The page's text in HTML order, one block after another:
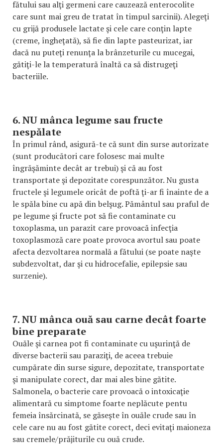
fătului sau alţi germeni care cauzează enterocolite
care sunt mai greu de tratat în timpul sarcinii). Alegeţi
cu grijă produsele lactate şi cele care conţin lapte
(creme, îngheţată), să fie din lapte pasteurizat, iar
dacă nu puteţi renunţa la brânzeturile cu mucegai,
gătiţi-le la temperatură înaltă ca să distrugeţi
bacteriile.
6. NU mânca legume sau fructe
nespălate
În primul rând, asigură-te că sunt din surse autorizate
(sunt producători care folosesc mai multe
îngrăşăminte decât ar trebui) şi că au fost
transportate şi depozitate corespunzător. Nu gusta
fructele şi legumele oricât de poftă ţi-ar fi înainte de a
le spăla bine cu apă din belşug. Pământul sau praful de
pe legume şi fructe pot să fie contaminate cu
toxoplasma, un parazit care provoacă infecţia
toxoplasmoză care poate provoca avortul sau poate
afecta dezvoltarea normală a fătului (se poate naşte
subdezvoltat, dar şi cu hidrocefalie, epilepsie sau
surzenie).
7. NU mânca ouă sau carne decât foarte
bine preparate
Ouăle şi carnea pot fi contaminate cu uşurinţă de
diverse bacterii sau paraziţi, de aceea trebuie
cumpărate din surse sigure, depozitate, transportate
şi manipulate corect, dar mai ales bine gătite.
Salmonela, o bacterie care provoacă o intoxicaţie
alimentară cu simptome foarte neplăcute pentu
femeia însărcinată, se găseşte în ouăle crude sau în
cele care nu au fost gătite corect, deci evitaţi maioneza
sau cremele/prăjiturile cu ouă crude.